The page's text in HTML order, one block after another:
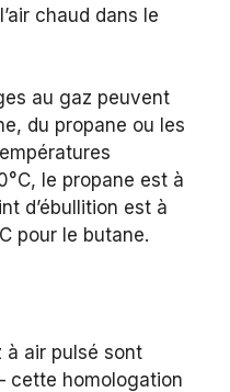
chaud dans le
au gaz peuvent
du propane ou les
le propane est à
d’ébullition est à
pour le butane.
à air pulsé sont
cette homologation